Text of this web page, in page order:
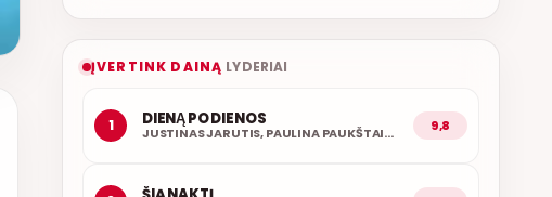
ĮVERTINK DAINĄ LYDERIAI
1 DIENĄ PO DIENOS
JUSTINAS JARUTIS, PAULINA PAUKŠTAITYTĖ 9,8